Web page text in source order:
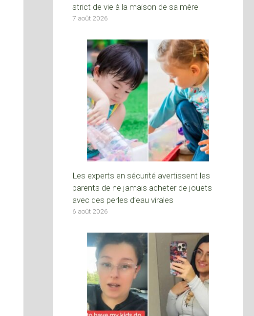
strict de vie à la maison de sa mère
7 août 2026
Les experts en sécurité avertissent les
parents de ne jamais acheter de jouets
avec des perles d’eau virales
6 août 2026